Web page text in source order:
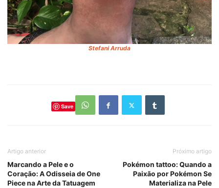
Stefani Arruda
Save
Artigo anterior
Marcando a Pele e o
Coração: A Odisseia de One
Piece na Arte da Tatuagem
Próximo artigo
Pokémon tattoo: Quando a
Paixão por Pokémon Se
Materializa na Pele